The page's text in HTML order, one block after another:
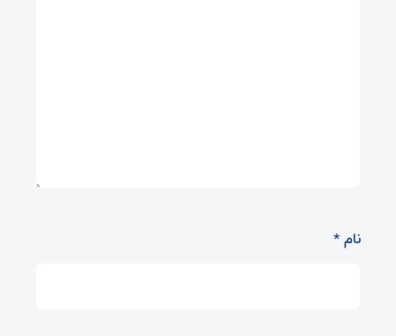
نام*